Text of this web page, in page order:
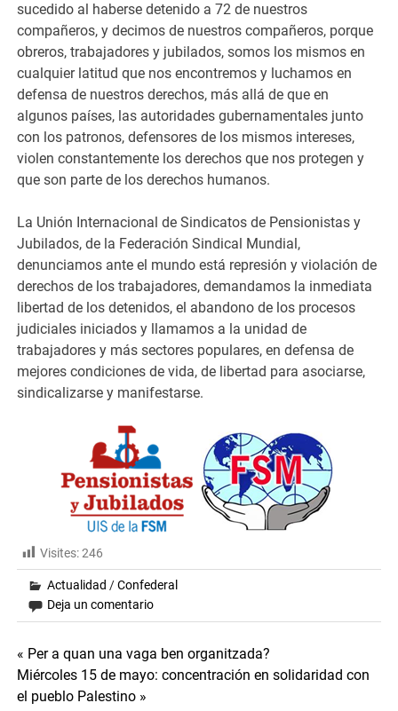
sucedido al haberse detenido a 72 de nuestros
compañeros, y decimos de nuestros compañeros, porque
obreros, trabajadores y jubilados, somos los mismos en
cualquier latitud que nos encontremos y luchamos en
defensa de nuestros derechos, más allá de que en
algunos países, las autoridades gubernamentales junto
con los patronos, defensores de los mismos intereses,
violen constantemente los derechos que nos protegen y
que son parte de los derechos humanos.
La Unión Internacional de Sindicatos de Pensionistas y
Jubilados, de la Federación Sindical Mundial,
denunciamos ante el mundo está represión y violación de
derechos de los trabajadores, demandamos la inmediata
libertad de los detenidos, el abandono de los procesos
judiciales iniciados y llamamos a la unidad de
trabajadores y más sectores populares, en defensa de
mejores condiciones de vida, de libertad para asociarse,
sindicalizarse y manifestarse.
Visites:246
Actualidad /Confederal
Deja un comentario
Navegación
de
« Per a quan una vaga ben organitzada?
Miércoles 15 de mayo: concentración en solidaridad con
el pueblo Palestino »